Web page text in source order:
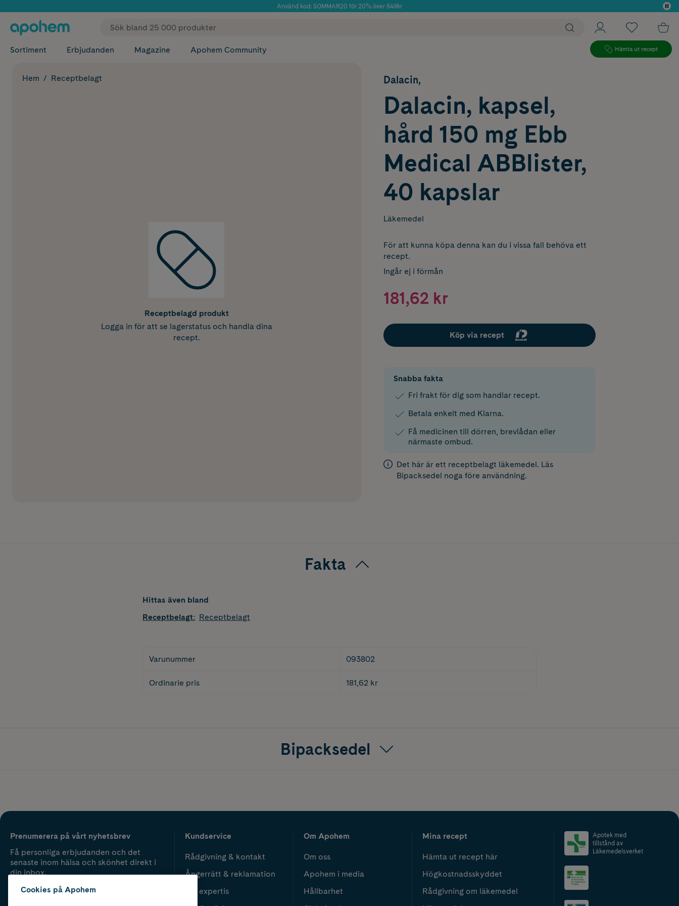
Använd kod: SOMMAR20 för 20% över 649kr
✓ Fri frakt
Sortiment Erbjudanden Magazine Apohem Community Hämta ut recept
Hem Receptbelagt
Receptbelagd produkt
Logga in för att se lagerstatus och handla dina
recept.
Dalacin,
Dalacin, kapsel,
hård 150 mg Ebb
Medical ABBlister,
40 kapslar
Läkemedel
För att kunna köpa denna kan du i vissa fall behöva ett
recept.
Ingår ej i förmån
181,62 kr
Köp via recept
Snabba fakta
Fri frakt för dig som handlar recept.
Betala enkelt med Klarna.
Få medicinen till dörren, brevlådan eller
närmaste ombud.
Det här är ett receptbelagt läkemedel. Läs
Bipacksedel noga före användning.
Fakta
Hittas även bland
Receptbelagt: Receptbelagt
Varunummer 093802
Ordinarie pris 181,62 kr
Bipacksedel
Prenumerera på vårt nyhetsbrev
Få personliga erbjudanden och det
senaste inom hälsa och skönhet direkt i
din inbox.
Kundservice
Rådgivning & kontakt
Ångerrätt & reklamation
Vår expertis
Om Apohem
Om oss
Apohem i media
Hållbarhet
Mina recept
Hämta ut recept här
Högkostnadsskyddet
Rådgivning om läkemedel
Apotek med
tillstånd av
Läkemedelsverket
Cookies på Apohem